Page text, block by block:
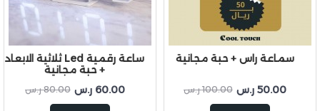
سماعة راس + حبة مجانية
50.00 ر.س 100.00 ر.س
ساعة رقمية Led ثلاثية الابعاد
+ حبة مجانية
60.00 ر.س
80.00 ر.س